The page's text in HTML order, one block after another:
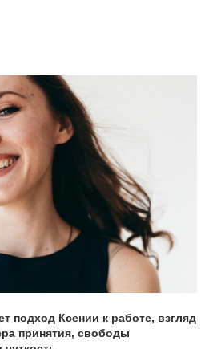
подход Ксении к работе, взгляд
принятия, свободы